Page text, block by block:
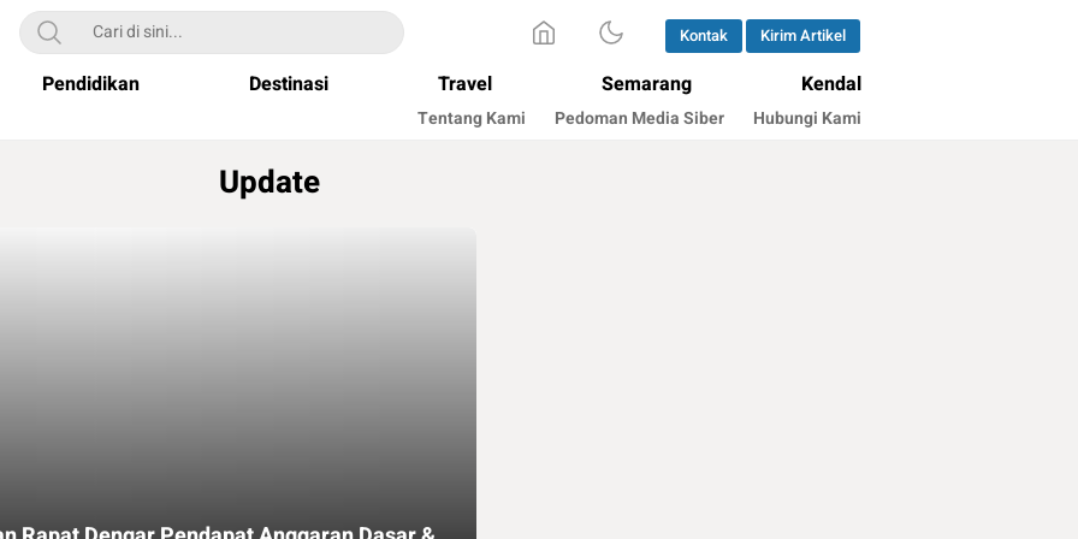
Kontak Kirim Artikel
Pendidikan Destinasi Travel Semarang Kendal
Tentang Kami Pedoman Media Siber Hubungi Kami
Update